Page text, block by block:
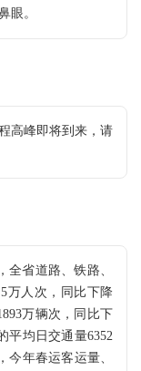
眼。
峰即将到来，请
省道路、铁路、
万人次，同比下降
万辆次，同比下
平均日交通量6352
今年春运客运量、